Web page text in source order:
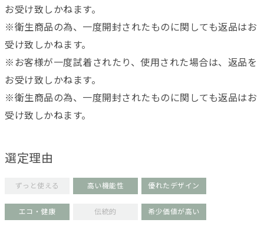
お受け致しかねます。
※衛生商品の為、一度開封されたものに関しても返品はお
受け致しかねます。
※お客様が一度試着されたり、使用された場合は、返品を
お受け致しかねます。
※衛生商品の為、一度開封されたものに関しても返品はお
受け致しかねます。
選定理由
ずっと使える 高い機能性 優れたデザイン
エコ・健康 伝統的 希少価値が高い